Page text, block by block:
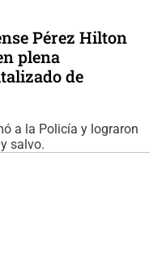
Pérez Hilton
plena
de
a la Policía y lograron
salvo.